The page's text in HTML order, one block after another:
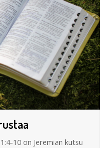
10 on Jeremian kutsu